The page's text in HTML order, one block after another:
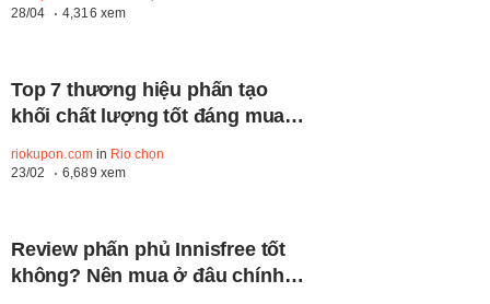
28/04
4,316 xem
Top 7 thương hiệu phấn tạo
khối chất lượng tốt đáng mua
riokupon.comin Rio chọn
23/02
6,689 xem
Review phấn phủ Innisfree tốt
không? Nên mua ở đâu chính